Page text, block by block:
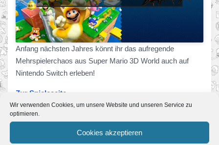
Wir verwenden Cookies, um unsere Website und unseren Service zu
optimieren.
Cookies akzeptieren
Anfang nächsten Jahres könnt ihr das aufregende
Mehrspielerchaos aus Super Mario 3D World auch auf
Nintendo Switch erleben!
Zur Spieleseite
Super Mario Bros. 35 – ab 1. Oktober